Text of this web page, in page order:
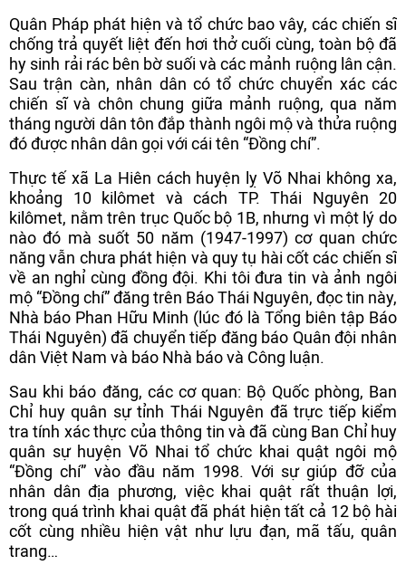
Quân Pháp phát hiện và tổ chức bao vây, các chiến sĩ
chống trả quyết liệt đến hơi thở cuối cùng, toàn bộ đã
hy sinh rải rác bên bờ suối và các mảnh ruộng lân cận.
Sau trận càn, nhân dân có tổ chức chuyển xác các
chiến sĩ và chôn chung giữa mảnh ruộng, qua năm
tháng người dân tôn đắp thành ngôi mộ và thửa ruộng
đó được nhân dân gọi với cái tên “Đồng chí”.
Thực tế xã La Hiên cách huyện lỵ Võ Nhai không xa,
khoảng 10 kilômet và cách TP. Thái Nguyên 20
kilômet, nằm trên trục Quốc bộ 1B, nhưng vì một lý do
nào đó mà suốt 50 năm (1947-1997) cơ quan chức
năng vẫn chưa phát hiện và quy tụ hài cốt các chiến sĩ
về an nghỉ cùng đồng đội. Khi tôi đưa tin và ảnh ngôi
mộ “Đồng chí” đăng trên Báo Thái Nguyên, đọc tin này,
Nhà báo Phan Hữu Minh (lúc đó là Tổng biên tập Báo
Thái Nguyên) đã chuyển tiếp đăng báo Quân đội nhân
dân Việt Nam và báo Nhà báo và Công luận.
Sau khi báo đăng, các cơ quan: Bộ Quốc phòng, Ban
Chỉ huy quân sự tỉnh Thái Nguyên đã trực tiếp kiểm
tra tính xác thực của thông tin và đã cùng Ban Chỉ huy
quân sự huyện Võ Nhai tổ chức khai quật ngôi mộ
“Đồng chí” vào đầu năm 1998. Với sự giúp đỡ của
nhân dân địa phương, việc khai quật rất thuận lợi,
trong quá trình khai quật đã phát hiện tất cả 12 bộ hài
cốt cùng nhiều hiện vật như lựu đạn, mã tấu, quân
trang…